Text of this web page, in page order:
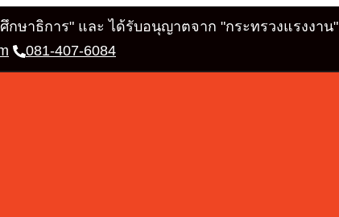
ษาธิการ" และ ได้รับอนุญาตจาก "กระทรวงแรงงาน"
081-407-6084